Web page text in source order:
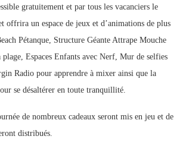
gratuitement et par tous les vacanciers le
offrira un espace de jeux et d’animations de plus
Pétanque, Structure Géante Attrape Mouche
plage, Espaces Enfants avec Nerf, Mur de selfies
Radio pour apprendre à mixer ainsi que la
se désaltérer en toute tranquillité.
de nombreux cadeaux seront mis en jeu et de
distribués.